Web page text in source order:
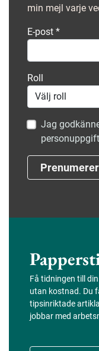
min mejl varje
E-post *
Roll
Jag
Få tidningen till
utan kostnad. Du
tipsinriktade
jobbar med